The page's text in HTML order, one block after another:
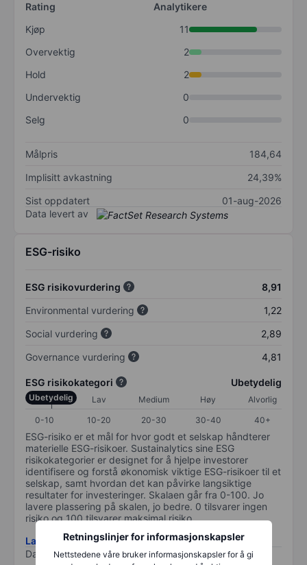
Retningslinjer for informasjonskapsler
Nettstedene våre bruker informasjonskapsler for å gi
Rating
Analytikere
Kjøp
11
Overvektig
2
Hold
2
Undervektig
0
Selg
0
Målpris
184,64
Implisitt avkastning
24,39%
Sist oppdatert
01-aug-2026
Data levert av
ESG-risiko
ESG risikovurdering
8,91
Environmental vurdering
1,22
Social vurdering
2,89
Governance vurdering
4,81
ESG risikokategori Ubetydelig
Ubetydelig Lav Medium Høy
Alvorlig
0-10
10-20 20-30 30-40 40+
ESG-risiko er et mål for hvor godt et selskap håndterer
materielle ESG-risikoer. Sustainalytics sine ESG
risikokategorier er designet for å hjelpe investorer
identifisere og forstå økonomisk viktige ESG-risikoer til et
selskap, samt hvordan det kan påvirke langsiktige
resultater for investeringer. Skalaen går fra 0-100. Jo
lavere plassering på skalen, jo bedre. 0 tilsvarer ingen
risiko og 100 tilsvarer maksimal risiko.
Last ned metodikk for ESG-risiko
Data levert av
/